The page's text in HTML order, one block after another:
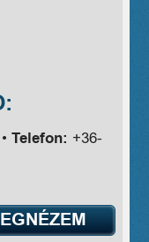
•Telefon: +36-